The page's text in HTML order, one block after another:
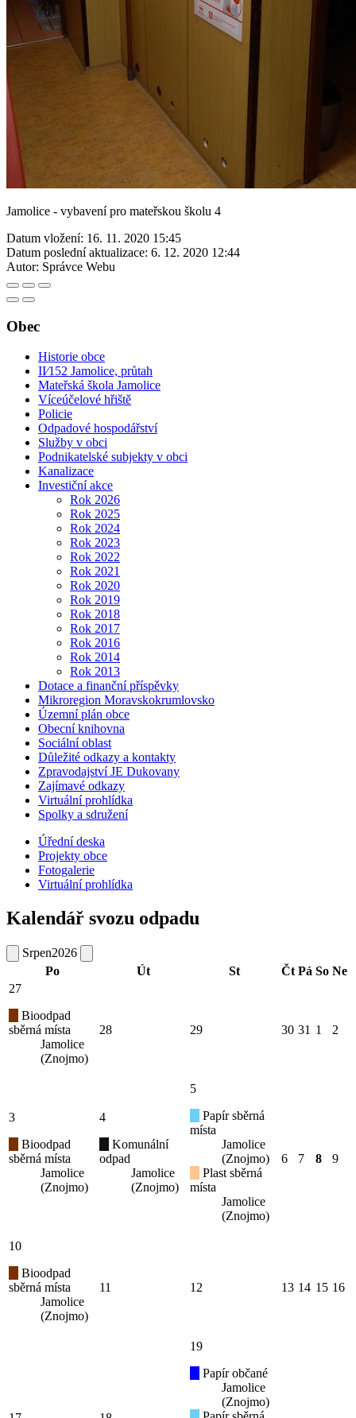
Jamolice - vybavení pro mateřskou školu 4
Datum vložení: 16. 11. 2020 15:45
Datum poslední aktualizace: 6. 12. 2020 12:44
Autor: Správce Webu
Obec
Historie obce
II⁄152 Jamolice, průtah
Mateřská škola Jamolice
Víceúčelové hřiště
Policie
Odpadové hospodářství
Služby v obci
Podnikatelské subjekty v obci
Kanalizace
Investiční akce
Rok 2026
Rok 2025
Rok 2024
Rok 2023
Rok 2022
Rok 2021
Rok 2020
Rok 2019
Rok 2018
Rok 2017
Rok 2016
Rok 2014
Rok 2013
Dotace a finanční příspěvky
Mikroregion Moravskokrumlovsko
Územní plán obce
Obecní knihovna
Sociální oblast
Důležité odkazy a kontakty
Zpravodajství JE Dukovany
Zajímavé odkazy
Virtuální prohlídka
Spolky a sdružení
Úřední deska
Projekty obce
Fotogalerie
Virtuální prohlídka
Kalendář svozu odpadu
Srpen2026
Po
Út St Čt Pá So Ne
27
Bioodpad
sběrná místa
Jamolice
(Znojmo)
28 29 30 31 1 2
3
Bioodpad
sběrná místa
Jamolice
(Znojmo)
4
Komunální
odpad
Jamolice
(Znojmo)
5
Papír sběrná
místa
Jamolice
(Znojmo)
Plast sběrná
místa
Jamolice
(Znojmo)
6 7 8 9
10
Bioodpad
sběrná místa
Jamolice
(Znojmo)
11 12 13 14 15 16
19
Papír občané
Jamolice
(Znojmo)